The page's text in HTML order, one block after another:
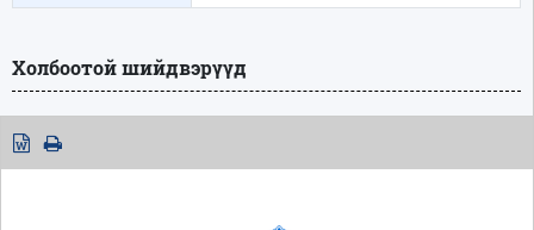
Холбоотой шийдвэрүүд